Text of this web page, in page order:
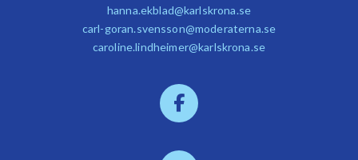
hanna.ekblad@karlskrona.se
carl-goran.svensson@moderaterna.se
caroline.lindheimer@karlskrona.se